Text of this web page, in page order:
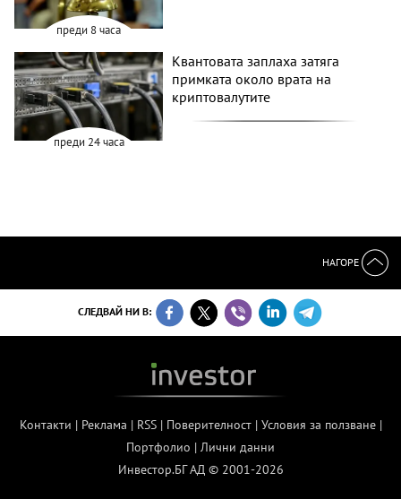
преди 8 часа
преди 24 часа
Квантовата заплаха затяга
примката около врата на
криптовалутите
НАГОРЕ
СЛЕДВАЙ НИ В:
Контакти | Реклама | RSS| Поверителност| Условия за ползване|
Портфолио | Лични данни
Инвестор.БГ АД © 2001-2026